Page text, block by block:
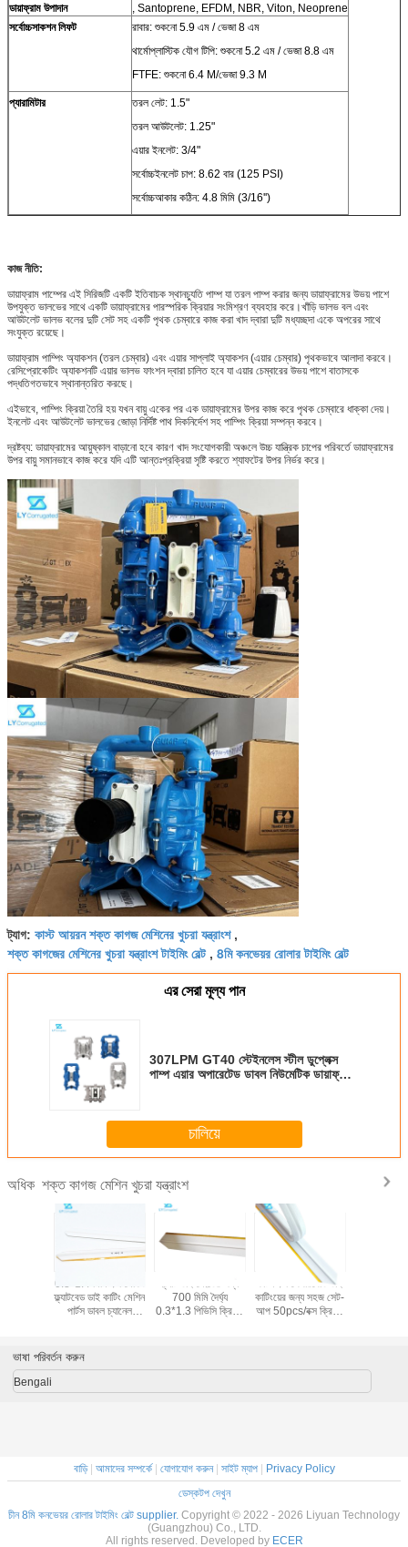
ডায়াফ্রাম উপাদান
, Santoprene, EFDM, NBR, Viton, Neoprene
সর্বোচ্চসাকশন লিফট
রাবার: শুকনো 5.9 এম / ভেজা 8 এম
থার্মোপ্লাস্টিক যৌগ টিপি: শুকনো 5.2 এম / ভেজা 8.8 এম
FTFE: শুকনো 6.4 M/ভেজা 9.3 M
প্যারামিটার
তরল লেট: 1.5"
তরল আউটলেট: 1.25"
এয়ার ইনলেট: 3/4"
সর্বোচ্চইনলেট চাপ: 8.62 বার (125 PSI)
সর্বোচ্চআকার কঠিন: 4.8 মিমি (3/16'')
কাজ নীতি:
ডায়াফ্রাম পাম্পের এই সিরিজটি একটি ইতিবাচক স্থানচ্যুতি পাম্প যা তরল পাম্প করার জন্য ডায়াফ্রামের উভয় পাশে
উপযুক্ত ভালভের সাথে একটি ডায়াফ্রামের পারস্পরিক ক্রিয়ার সংমিশ্রণ ব্যবহার করে।খাঁড়ি ভালভ বল এবং
আউটলেট ভালভ বলের দুটি সেট সহ একটি পৃথক চেম্বারে কাজ করা খাদ দ্বারা দুটি মধ্যচ্ছদা একে অপরের সাথে
সংযুক্ত রয়েছে।
ডায়াফ্রাম পাম্পিং অ্যাকশন (তরল চেম্বার) এবং এয়ার সাপ্লাই অ্যাকশন (এয়ার চেম্বার) পৃথকভাবে আলাদা করবে।
রেসিপ্রোকেটিং অ্যাকশনটি এয়ার ভালভ ফাংশন দ্বারা চালিত হবে যা এয়ার চেম্বারের উভয় পাশে বাতাসকে
পদ্ধতিগতভাবে স্থানান্তরিত করছে।
এইভাবে, পাম্পিং ক্রিয়া তৈরি হয় যখন বায়ু একের পর এক ডায়াফ্রামের উপর কাজ করে পৃথক চেম্বারে ধাক্কা দেয়।
ইনলেট এবং আউটলেট ভালভের জোড়া নির্দিষ্ট পাথ দিকনির্দেশ সহ পাম্পিং ক্রিয়া সম্পন্ন করবে।
দ্রষ্টব্য: ডায়াফ্রামের আয়ুষ্কাল বাড়ানো হবে কারণ খাদ সংযোগকারী অঞ্চলে উচ্চ যান্ত্রিক চাপের পরিবর্তে ডায়াফ্রামের
উপর বায়ু সমানভাবে কাজ করে যদি এটি আন্তঃপ্রক্রিয়া সৃষ্টি করতে শ্যাফটের উপর নির্ভর করে।
ট্যাগ: কাস্ট আয়রন শক্ত কাগজ মেশিনের খুচরা যন্ত্রাংশ,
শক্ত কাগজের মেশিনের খুচরা যন্ত্রাংশ টাইমিং বেল্ট, 8মি কনভেয়র রোলার টাইমিং বেল্ট
এর সেরা মূল্য পান
307LPM GT40 স্টেইনলেস স্টীল ডুপ্লেক্স
পাম্প এয়ার অপারেটেড ডাবল নিউমেটিক ডায়াফ্রাম
চালিয়ে
অধিক শক্ত কাগজ মেশিন খুচরা যন্ত্রাংশ
0.3*1.4 মিমি বক্স মেকিং
ফ্ল্যাটবেড ডাই কাটিং মেশিন
পার্টস ডাবল চ্যানেল
ফ্ল্যাট ডাই মোল্ডের জন্য
700 মিমি দৈর্ঘ্য
0.3*1.3 পিভিসি ক্রিজিং
কার্টন বক্স পেপারবোর্ড ডাই
কাটিংয়ের জন্য সহজ সেট-
আপ 50pcs/বক্স ক্রিজিং
ভাষা পরিবর্তন করুন
Bengali
বাড়ি| আমাদের সম্পর্কে| যোগাযোগ করুন| সাইট ম্যাপ| Privacy Policy
ডেস্কটপ দেখুন
চীন 8মি কনভেয়র রোলার টাইমিং বেল্ট supplier. Copyright © 2022 - 2026 Liyuan Technology
(Guangzhou) Co., LTD.
All rights reserved. Developed by ECER